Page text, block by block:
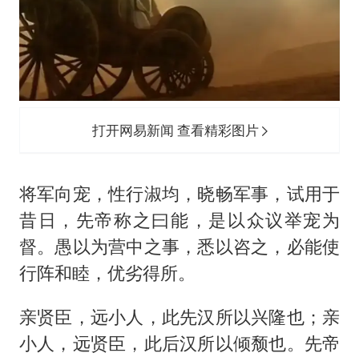
打开网易新闻 查看精彩图片
将军向宠，性行淑均，晓畅军事，试用于
昔日，先帝称之曰能，是以众议举宠为
督。愚以为营中之事，悉以咨之，必能使
行阵和睦，优劣得所。
亲贤臣，远小人，此先汉所以兴隆也；亲
小人，远贤臣，此后汉所以倾颓也。先帝